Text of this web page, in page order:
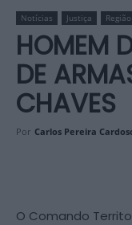
Notícias Justiça Região
HOMEM
DE
CHAVES
Por Carlos Pereira
O Comando